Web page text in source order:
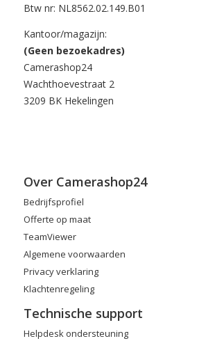
Btw nr: NL8562.02.149.B01
Kantoor/magazijn:
(Geen bezoekadres)
Camerashop24
Wachthoevestraat 2
3209 BK Hekelingen
Over Camerashop24
Bedrijfsprofiel
Offerte op maat
TeamViewer
Algemene voorwaarden
Privacy verklaring
Klachtenregeling
Technische support
Helpdesk ondersteuning